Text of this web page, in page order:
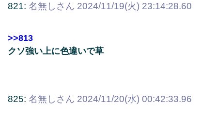
821: 名無しさん 2024/11/19(火) 23:14:28.60
>>813
クソ強い上に色違いで草
825: 名無しさん 2024/11/20(水) 00:42:33.96